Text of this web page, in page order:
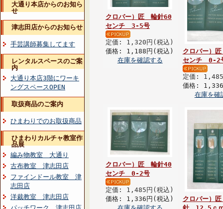
大通り本店からのお知ら
せ
津志田店からのお知らせ
手芸講師募集してます
レンタルスペースのご案
内
大通り本店3階にワーキ
ングスペースOPEN
取扱商品のご案内
ひまわりでのお取扱商品
ひまわりカルチャ教室作
品展
編み物教室 大通り
古布教室 津志田店
ファインドール教室 津
志田店
洋裁教室 津志田店
クロバー）匠 輪針60
センチ 3-5号
定価: 1,320円(税込)
価格: 1,188円(税込)
在庫を確認する
クロバー）
センチ 0-2
定価:
価格:
在庫を確
クロバー）匠 輪針40
センチ 0-2号
定価: 1,485円(税込)
価格: 1,336円(税込)
クロバー）